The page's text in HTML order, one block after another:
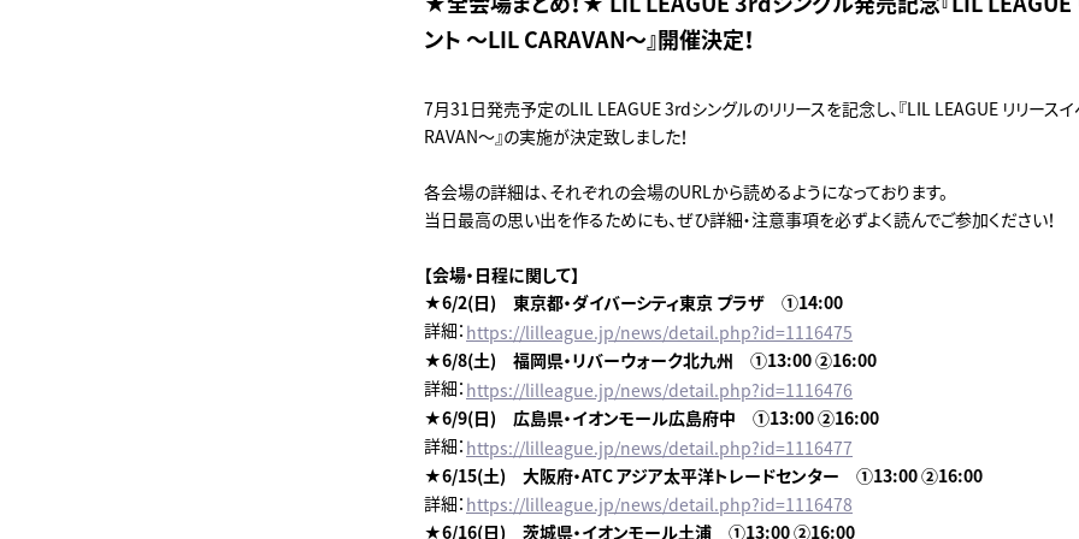
ント ～LIL CARAVAN～』開催決定！
7月31日発売予定のLIL LEAGUE 3rdシングルのリリースを記念し、『LIL LEAGUE リリース
RAVAN～』の実施が決定致しました！
各会場の詳細は、それぞれの会場のURLから読めるようになっております。
当日最高の思い出を作るためにも、ぜひ詳細・注意事項を必ずよく読んでご参加ください！
【会場・日程に関して】
★6/2(日) 東京都・ダイバーシティ東京 プラザ ①14:00
詳細： https://lilleague.jp/news/detail.php?id=1116475
★6/8(土) 福岡県・リバーウォーク北九州 ①13:00 ②16:00
詳細： https://lilleague.jp/news/detail.php?id=1116476
★6/9(日) 広島県・イオンモール広島府中 ①13:00 ②16:00
詳細： https://lilleague.jp/news/detail.php?id=1116477
★6/15(土) 大阪府・ATC アジア太平洋トレードセンター ①13:00 ②16:00
詳細： https://lilleague.jp/news/detail.php?id=1116478
★6/16(日) 茨城県・イオンモール土浦 ①13:00 ②16:00